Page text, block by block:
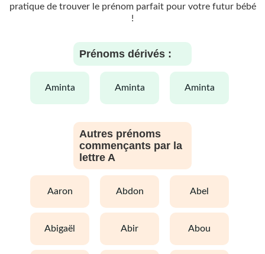
pratique de trouver le prénom parfait pour votre futur bébé
!
Prénoms dérivés :
aminta aminta aminta
Autres prénoms
commençants par la
lettre A
aaron abdon abel
abigaël abir abou